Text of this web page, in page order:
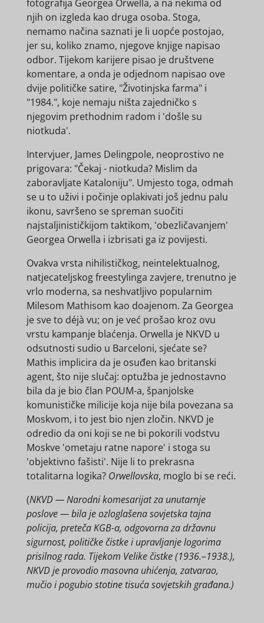
fotografija Georgea Orwella, a na nekima od
njih on izgleda kao druga osoba. Stoga,
nemamo načina saznati je li uopće postojao,
jer su, koliko znamo, njegove knjige napisao
odbor. Tijekom karijere pisao je društvene
komentare, a onda je odjednom napisao ove
dvije političke satire, "Životinjska farma" i
"1984.", koje nemaju ništa zajedničko s
njegovim prethodnim radom i 'došle su
niotkuda'.
Intervjuer, James Delingpole, neoprostivo ne
prigovara: "Čekaj - niotkuda? Mislim da
zaboravljate Kataloniju". Umjesto toga, odmah
se u to uživi i počinje oplakivati ​​još jednu palu
ikonu, savršeno se spreman suočiti
najstaljinističkijom taktikom, 'obezličavanjem'
Georgea Orwella i izbrisati ga iz povijesti.
Ovakva vrsta nihilističkog, neintelektualnog,
natjecateljskog freestylinga zavjere, trenutno je
vrlo moderna, sa neshvatljivo popularnim
Milesom Mathisom kao doajenom. Za Georgea
je sve to déjà vu; on je već prošao kroz ovu
vrstu kampanje blaćenja. Orwella je NKVD u
odsutnosti sudio u Barceloni, sjećate se?
Mathis implicira da je osuđen kao britanski
agent, što nije slučaj: optužba je jednostavno
bila da je bio član POUM-a, španjolske
komunističke milicije koja nije bila povezana sa
Moskvom, i to jest bio njen zločin. NKVD je
odredio da oni koji se ne bi pokorili vodstvu
Moskve 'ometaju ratne napore' i stoga su
'objektivno fašisti'. Nije li to prekrasna
totalitarna logika? Orwellovska, moglo bi se reći.
(NKVD — Narodni komesarijat za unutarnje
poslove — bila je ozloglašena sovjetska tajna
policija, preteča KGB-a, odgovorna za državnu
sigurnost, političke čistke i upravljanje logorima
prisilnog rada. Tijekom Velike čistke (1936.–1938.),
NKVD je provodio masovna uhićenja, zatvarao,
mučio i pogubio stotine tisuća sovjetskih građana.)